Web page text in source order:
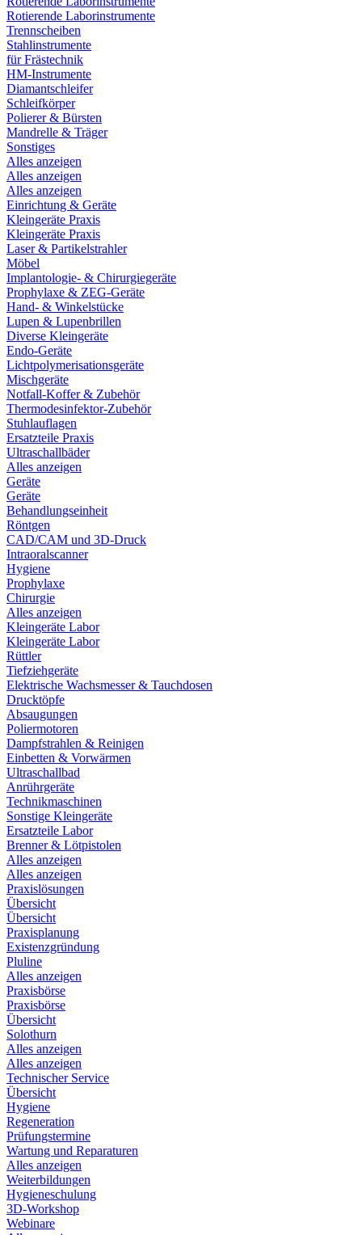
Rotierende Laborinstrumente
Trennscheiben
Stahlinstrumente
für Frästechnik
HM-Instrumente
Diamantschleifer
Schleifkörper
Polierer & Bürsten
Mandrelle & Träger
Sonstiges
Alles anzeigen
Alles anzeigen
Alles anzeigen
Einrichtung & Geräte
Kleingeräte Praxis
Kleingeräte Praxis
Laser & Partikelstrahler
Möbel
Implantologie- & Chirurgiegeräte
Prophylaxe & ZEG-Geräte
Hand- & Winkelstücke
Lupen & Lupenbrillen
Diverse Kleingeräte
Endo-Geräte
Lichtpolymerisationsgeräte
Mischgeräte
Notfall-Koffer & Zubehör
Thermodesinfektor-Zubehör
Stuhlauflagen
Ersatzteile Praxis
Ultraschallbäder
Alles anzeigen
Geräte
Geräte
Behandlungseinheit
Röntgen
CAD/CAM und 3D-Druck
Intraoralscanner
Hygiene
Prophylaxe
Chirurgie
Alles anzeigen
Kleingeräte Labor
Kleingeräte Labor
Rüttler
Tiefziehgeräte
Elektrische Wachsmesser & Tauchdosen
Drucktöpfe
Absaugungen
Poliermotoren
Dampfstrahlen & Reinigen
Einbetten & Vorwärmen
Ultraschallbad
Anrührgeräte
Technikmaschinen
Sonstige Kleingeräte
Ersatzteile Labor
Brenner & Lötpistolen
Alles anzeigen
Alles anzeigen
Praxislösungen
Übersicht
Übersicht
Praxisplanung
Existenzgründung
Pluline
Alles anzeigen
Praxisbörse
Praxisbörse
Übersicht
Solothurn
Alles anzeigen
Alles anzeigen
Technischer Service
Übersicht
Hygiene
Regeneration
Prüfungstermine
Wartung und Reparaturen
Alles anzeigen
Weiterbildungen
Hygieneschulung
3D-Workshop
Webinare